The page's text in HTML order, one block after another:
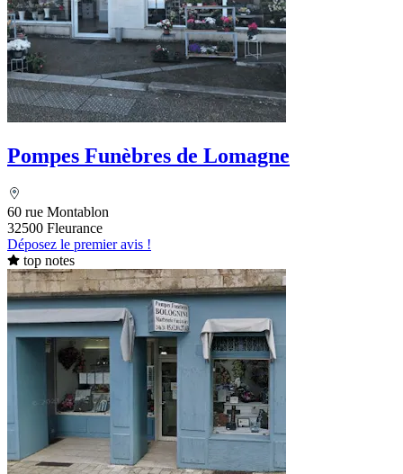
Pompes Funèbres de Lomagne
60 rue Montablon
32500 Fleurance
Déposez le premier avis !
top notes